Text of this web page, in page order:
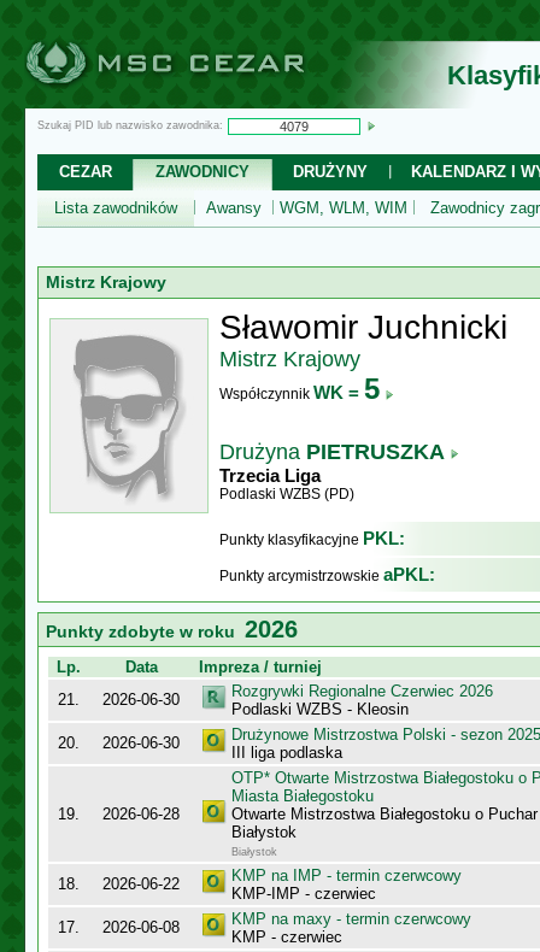
Szukaj PID lub nazwisko zawodnika:
CEZAR ZAWODNICY DRUŻYNY
KALENDARZ I
Lista zawodników
Awansy WGM, WLM, WIM Zawodnicy
Mistrz Krajowy
Sławomir Juchnicki
Mistrz Krajowy
Współczynnik WK = 5
Drużyna PIETRUSZKA
Trzecia Liga
Podlaski WZBS (PD)
Punkty klasyfikacyjne PKL:
Punkty arcymistrzowskie aPKL:
Punkty zdobyte w roku 2026
Lp. Data
Impreza / turniej
21.
2026-06-30
Rozgrywki Regionalne Czerwiec 2026
Podlaski WZBS - Kleosin
20.
2026-06-30
Drużynowe Mistrzostwa Polski - sezon
III liga podlaska
19. 2026-06-28
OTP* Otwarte Mistrzostwa Białegostoku o
Miasta Białegostoku
Otwarte Mistrzostwa Białegostoku o
Białystok
Białystok
18. 2026-06-22
KMP na IMP - termin czerwcowy
KMP-IMP - czerwiec
17.
2026-06-08
KMP na maxy - termin czerwcowy
KMP - czerwiec